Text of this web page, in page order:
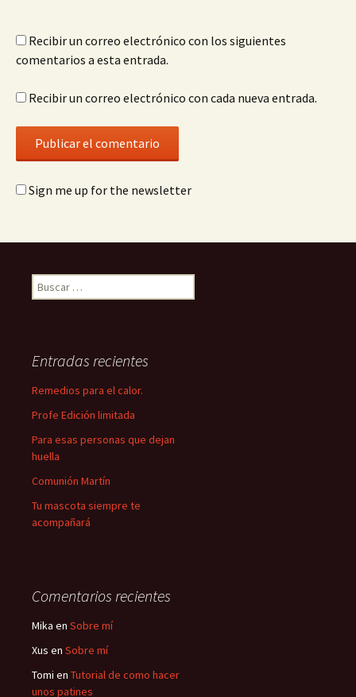
Recibir un correo electrónico con los siguientes
comentarios a esta entrada.
Recibir un correo electrónico con cada nueva entrada.
Sign me up for the newsletter
Buscar:
Entradas recientes
Remedios para el calor.
Profe Edición limitada
Para esas personas que dejan
huella
Comunión Martín
Tu mascota siempre te
acompañará
Comentarios recientes
Mika en Sobre mí
Xus en Sobre mí
Tomi en Tutorial de como hacer
unos patines